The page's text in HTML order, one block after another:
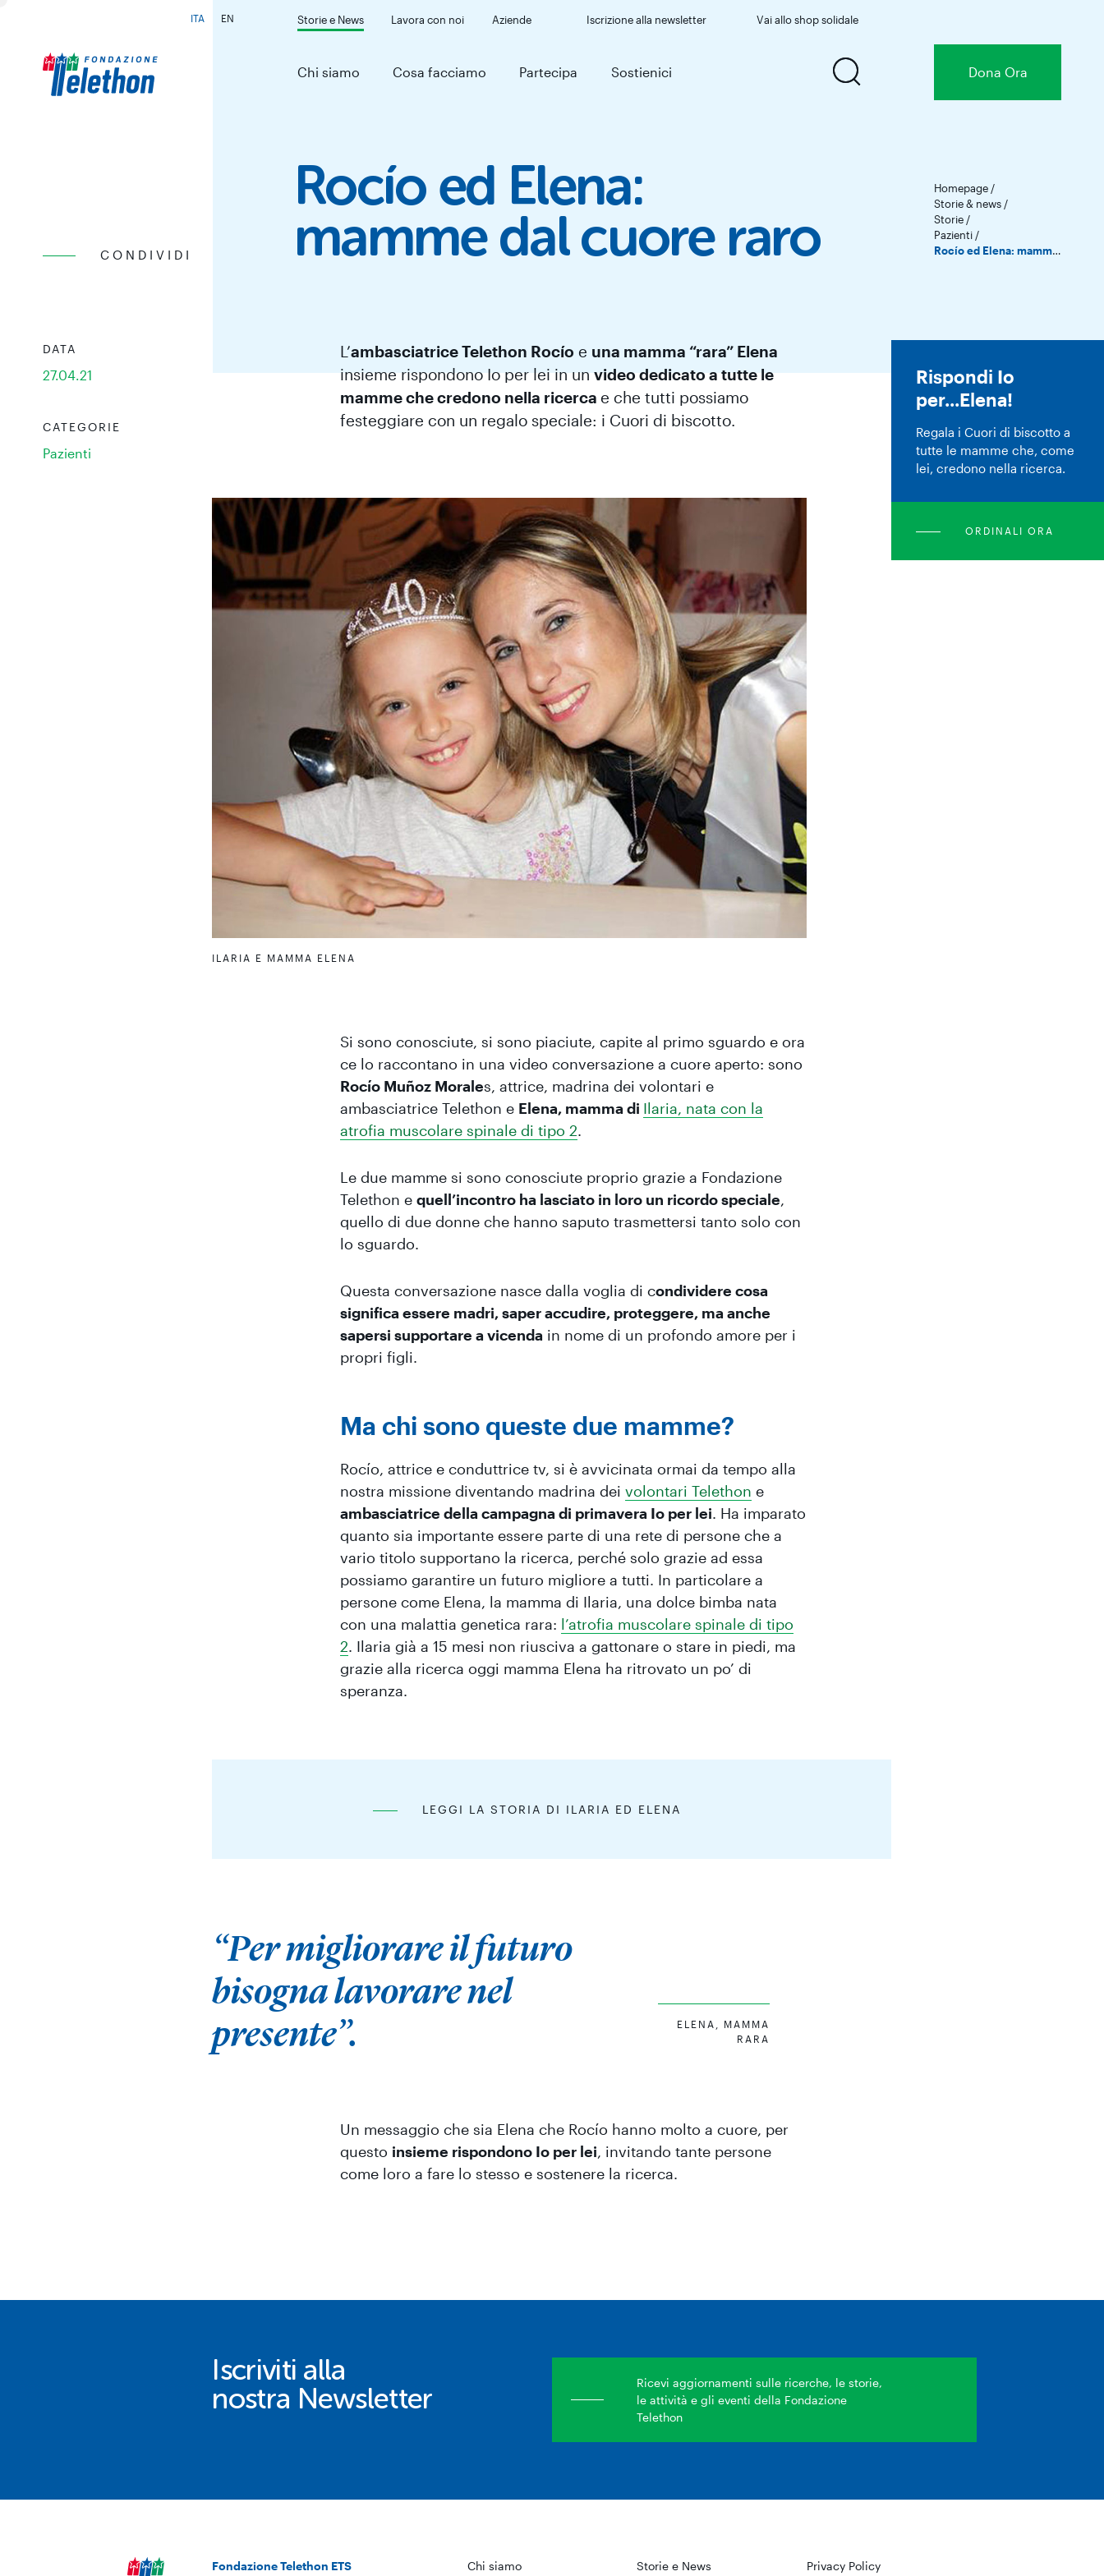
Cambia lingua
ITA EN
Chi siamo Cosa facciamo Partecipa Sostienici Dona Ora
Storie e News Lavora con noi Aziende Iscrizione alla newsletter Vai allo shop solidale
Rocío ed Elena:
mamme dal cuore raro
Homepage /
Storie & news /
Storie /
Pazienti /
Rocío ed Elena: mamme dal cuore raro
CONDIVIDI
L’ambasciatrice Telethon Rocío e una mamma “rara” Elena
insieme rispondono Io per lei in unvideo dedicato a tutte le
mamme che credono nella ricerca e che tutti possiamo
festeggiare con un regalo speciale: i Cuori di biscotto.
ILARIA E MAMMA ELENA
Si sono conosciute, si sono piaciute, capite al primo sguardo e ora
ce lo raccontano in una video conversazione a cuore aperto: sono
Rocío Muñoz Morales, attrice, madrina dei volontari e
ambasciatrice Telethon e Elena, mamma di Ilaria, nata con la
atrofia muscolare spinale di tipo 2.
Le due mamme si sono conosciute proprio grazie a Fondazione
Telethon e quell’incontro ha lasciato in loro un ricordo speciale,
quello di due donne che hanno saputo trasmettersi tanto solo con
lo sguardo.
Questa conversazione nasce dalla voglia di condividere cosa
significa essere madri, saper accudire, proteggere, ma anche
sapersi supportare a vicenda in nome di un profondo amore per i
propri figli.
Ma chi sono queste due mamme?
Rocío, attrice e conduttrice tv, si è avvicinata ormai da tempo alla
nostra missione diventando madrina dei volontari Telethon e
ambasciatrice della campagna di primavera Io per lei. Ha imparato
quanto sia importante essere parte di una rete di persone che a
vario titolo supportano la ricerca, perché solo grazie ad essa
possiamo garantire un futuro migliore a tutti. In particolare a
persone come Elena, la mamma di Ilaria, una dolce bimba nata
con una malattia genetica rara: l’atrofia muscolare spinale di tipo
2. Ilaria già a 15 mesi non riusciva a gattonare o stare in piedi, ma
grazie alla ricerca oggi mamma Elena ha ritrovato un po’ di
speranza.
LEGGI LA STORIA DI ILARIA ED ELENA
“Per migliorare il futuro
bisogna lavorare nel
presente”.
ELENA, MAMMA
RARA
Un messaggio che sia Elena che Rocío hanno molto a cuore, per
questo insieme rispondono Io per lei, invitando tante persone
come loro a fare lo stesso e sostenere la ricerca.
DATA
27.04.21
CATEGORIE
Pazienti
Rispondi Io
per...Elena!
Regala i Cuori di biscotto a
tutte le mamme che, come
lei, credono nella ricerca.
ORDINALI ORA
Iscriviti alla
nostra Newsletter
Ricevi aggiornamenti sulle ricerche, le storie,
le attività e gli eventi della Fondazione
Telethon
Fondazione Telethon ETS
Chi siamo
Storie e News
Privacy Policy